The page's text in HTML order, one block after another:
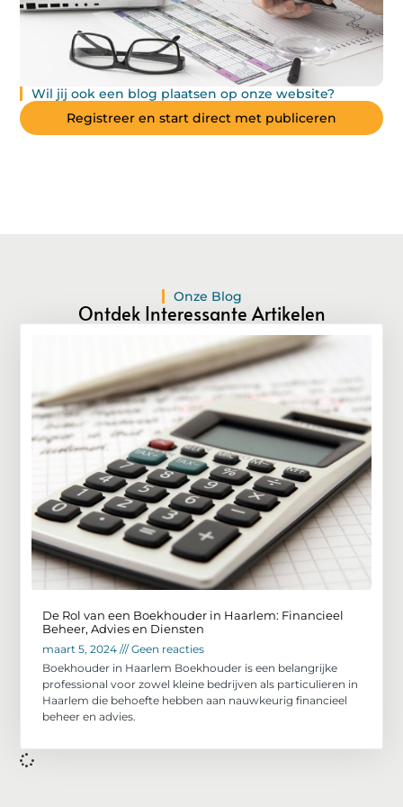
Wil jij ook een blog plaatsen op onze website?
Registreer en start direct met publiceren
Onze Blog
Ontdek Interessante Artikelen
De Rol van een Boekhouder in Haarlem: Financieel
Beheer, Advies en Diensten
maart 5, 2024
Geen reacties
Boekhouder in Haarlem Boekhouder is een belangrijke
professional voor zowel kleine bedrijven als particulieren in
Haarlem die behoefte hebben aan nauwkeurig financieel
beheer en advies.